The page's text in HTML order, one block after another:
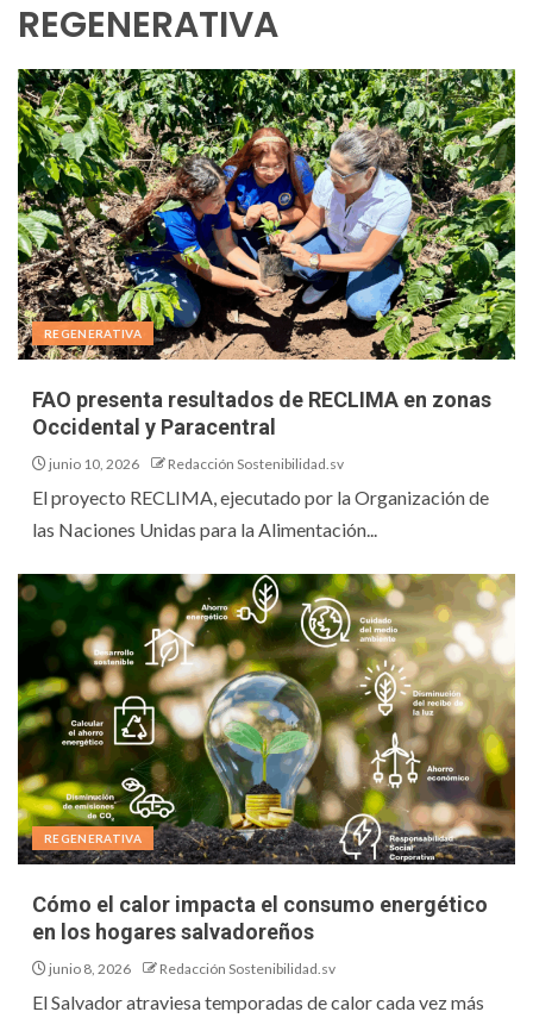
REGENERATIVA
REGENERATIVA
FAO presenta resultados de RECLIMA en zonas
Occidental y Paracentral
junio 10, 2026 Redacción Sostenibilidad.sv
El proyecto RECLIMA, ejecutado por la Organización de
las Naciones Unidas para la Alimentación...
REGENERATIVA
Cómo el calor impacta el consumo energético
en los hogares salvadoreños
junio 8, 2026 Redacción Sostenibilidad.sv
El Salvador atraviesa temporadas de calor cada vez más